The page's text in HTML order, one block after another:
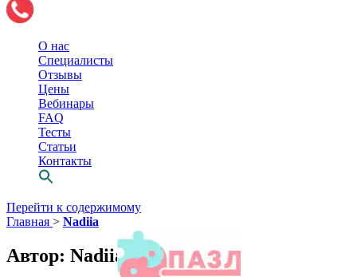
О нас
Специалисты
Отзывы
Цены
Вебинары
FAQ
Тесты
Статьи
Контакты
Перейти к содержимому
Главная > Nadiia
Автор: Nadiia